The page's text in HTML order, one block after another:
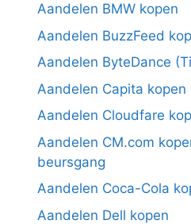
Aandelen BMW kopen
Aandelen BuzzFeed
Aandelen ByteDance
Aandelen Capita kopen
Aandelen Cloudfare
Aandelen CM.com
beursgang
Aandelen Coca-Cola
Aandelen Dell kopen